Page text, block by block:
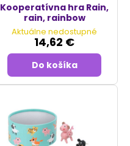
Kooperatívna hra Rain,
rain, rainbow
Aktuálne nedostupné
14,62 €
Do košíka